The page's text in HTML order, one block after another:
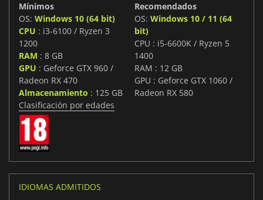
Mínimos
OS: Windows 10 (64 bit)
CPU : i3-6100 / Ryzen 3
1200
RAM : 8 GB
GPU : Geforce GTX 960 /
Radeon RX 470
Almacenamiento : 125 GB
Recomendados
OS: Windows 10 / 11 (64
bit)
CPU : i5-6600K / Ryzen 5
1400
RAM : 12 GB
GPU : Geforce GTX 1060 /
Radeon RX 580
Clasificación por edades
IDIOMAS ADMITIDOS